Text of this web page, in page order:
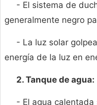
- El sistema de
generalmente negro
- La luz solar
energía de la luz en
2. Tanque de agua:
- El agua